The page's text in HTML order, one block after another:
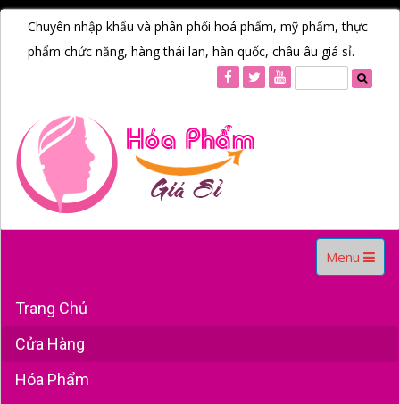
Chuyên nhập khẩu và phân phối hoá phẩm, mỹ phẩm, thực
phẩm chức năng, hàng thái lan, hàn quốc, châu âu giá sỉ.
Toggle
navigation
Menu
Trang Chủ
Cửa Hàng
Hóa Phẩm